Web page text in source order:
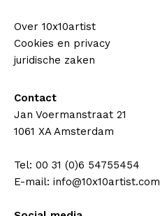
Over 10x10artist
Cookies en privacy
juridische zaken
Contact
Jan Voermanstraat 21
1061 XA Amsterdam
Tel: 00 31 (0)6 54755454
E-mail: info@10x10artist.com